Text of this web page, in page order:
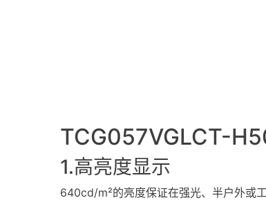
TCG057VGLCT-
1.高亮度显示
640cd/m²的亮度保证在强光、半户外或